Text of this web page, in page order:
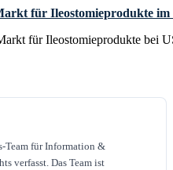
für Ileostomieprodukte im
für Ileostomieprodukte bei
Team für Information &
verfasst. Das Team ist